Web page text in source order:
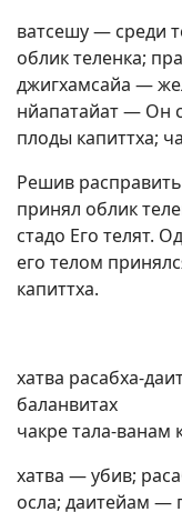
ватсешу — среди
облик теленка;
джигхамсайа —
нйапатайат — Он
плоды капиттха;
Решив
принял облик
стадо Его телят.
его телом
капиттха.
хатва расабха-
баланвитах
чакре тала-
хатва — убив;
осла; даитейам —